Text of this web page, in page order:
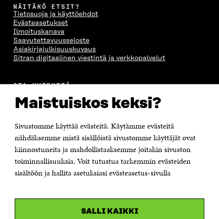
Maistuiskos keksi?
Sivustomme käyttää evästeitä. Käytämme evästeitä
nähdäksemme mistä sisällöistä sivustomme käyttäjät ovat
kiinnostuneita ja mahdollistaaksemme joitakin sivuston
toiminnallisuuksia. Voit tutustua tarkemmin evästeiden
sisältöön ja hallita asetuksiasi evästeasetus-sivulla
SALLI KAIKKI
NÄITÄKÖ ETSIT?
Tietosuoja ja käyttöehdot
Evästeasetukset
Ilmoituskanava
Saavutettavuusseloste
Asiakirjajulkisuuskuvaus
Sitran digitaalinen viestintä ja verkkopalvelut
OTA YHTEYTTÄ
Itämerenkatu 11-13, PL 160,
00181 Helsinki
Puhelin +358 294 618 991
Sähköpostiosoite
Saapumisohjeet
Y-tunnus 0202132-3